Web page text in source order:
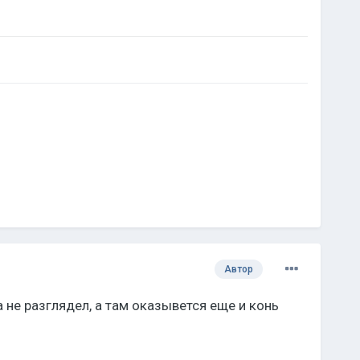
Автор
разглядел, а там оказывется еще и конь